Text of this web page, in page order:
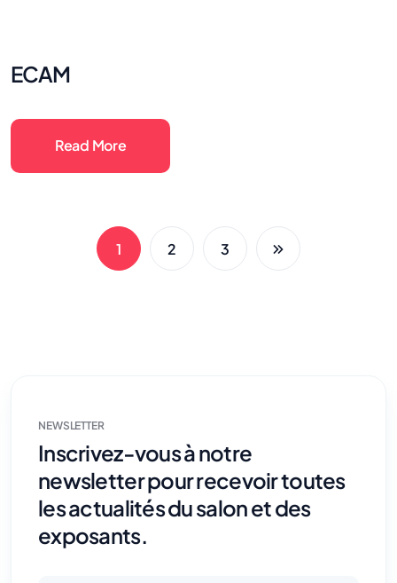
ECAM
Read More
1 2 3
NEWSLETTER
Inscrivez-vous à notre
newsletter pour recevoir toutes
les actualités du salon et des
exposants.